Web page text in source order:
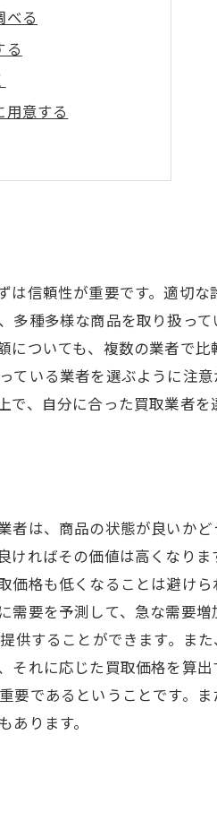
べる
る
意する
信頼性が重要です。適切
種多様な商品を取り扱っ
ついても、複数の業者で
いる業者を選ぶように注
、自分に合った買取業者を
は、商品の状態が良いか
ればその価値は高くなり
格も低くなることは避け
要を予測して、急な需要
することができます。ま
れに応じた買取価格を算
であるということです。
ります。